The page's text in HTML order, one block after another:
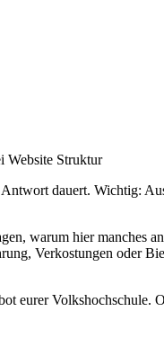
dauert. Wichtig:
warum hier manches
Verkostungen oder
eurer Volkshochschule.